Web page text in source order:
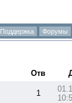
Поддержка Форумы
Отв
1